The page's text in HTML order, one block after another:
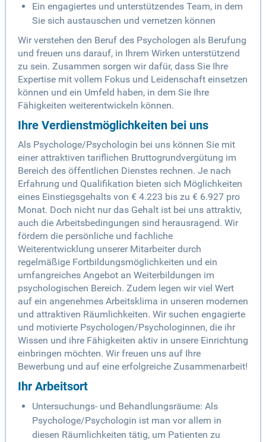
Ein engagiertes und unterstützendes Team, in dem
Sie sich austauschen und vernetzen können
Wir verstehen den Beruf des Psychologen als Berufung
und freuen uns darauf, in Ihrem Wirken unterstützend
zu sein. Zusammen sorgen wir dafür, dass Sie Ihre
Expertise mit vollem Fokus und Leidenschaft einsetzen
können und ein Umfeld haben, in dem Sie Ihre
Fähigkeiten weiterentwickeln können.
Ihre Verdienstmöglichkeiten bei uns
Als Psychologe/Psychologin bei uns können Sie mit
einer attraktiven tariflichen Bruttogrundvergütung im
Bereich des öffentlichen Dienstes rechnen. Je nach
Erfahrung und Qualifikation bieten sich Möglichkeiten
eines Einstiegsgehalts von € 4.223 bis zu € 6.927 pro
Monat. Doch nicht nur das Gehalt ist bei uns attraktiv,
auch die Arbeitsbedingungen sind herausragend. Wir
fördern die persönliche und fachliche
Weiterentwicklung unserer Mitarbeiter durch
regelmäßige Fortbildungsmöglichkeiten und ein
umfangreiches Angebot an Weiterbildungen im
psychologischen Bereich. Zudem legen wir viel Wert
auf ein angenehmes Arbeitsklima in unseren modernen
und attraktiven Räumlichkeiten. Wir suchen engagierte
und motivierte Psychologen/Psychologinnen, die ihr
Wissen und ihre Fähigkeiten aktiv in unsere Einrichtung
einbringen möchten. Wir freuen uns auf Ihre
Bewerbung und auf eine erfolgreiche Zusammenarbeit!
Ihr Arbeitsort
Untersuchungs- und Behandlungsräume: Als
Psychologe/Psychologin ist man vor allem in
diesen Räumlichkeiten tätig, um Patienten zu